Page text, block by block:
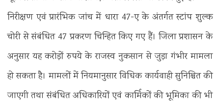
निरीक्षण एवं प्रारंभिक जांच में धारा 47-ए के अंतर्गत स्टांप शुल्क
चोरी से संबंधित 47 प्रकरण चिन्हित किए गए हैं। जिला प्रशासन के
अनुसार यह करोड़ों रुपये के राजस्व नुकसान से जुड़ा गंभीर मामला
हो सकता है। मामलों में नियमानुसार विधिक कार्यवाही सुनिश्चित की
जाएगी तथा संबंधित अधिकारियों एवं कार्मिकों की भूमिका की भी